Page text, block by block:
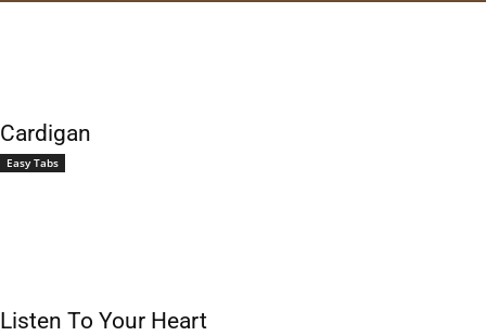
Cardigan
Easy Tabs
Listen To Your Heart